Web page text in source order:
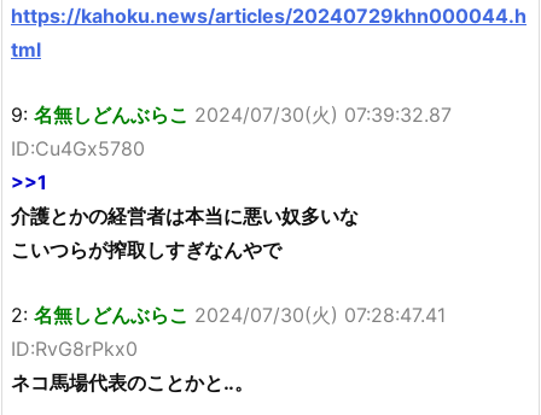
https://kahoku.news/articles/20240729khn000044.h
tml
9: 名無しどんぶらこ 2024/07/30(火) 07:39:32.87
ID:Cu4Gx5780
>>1
介護とかの経営者は本当に悪い奴多いな
こいつらが搾取しすぎなんやで
2: 名無しどんぶらこ 2024/07/30(火) 07:28:47.41
ID:RvG8rPkx0
ネコ馬場代表のことかと‥。